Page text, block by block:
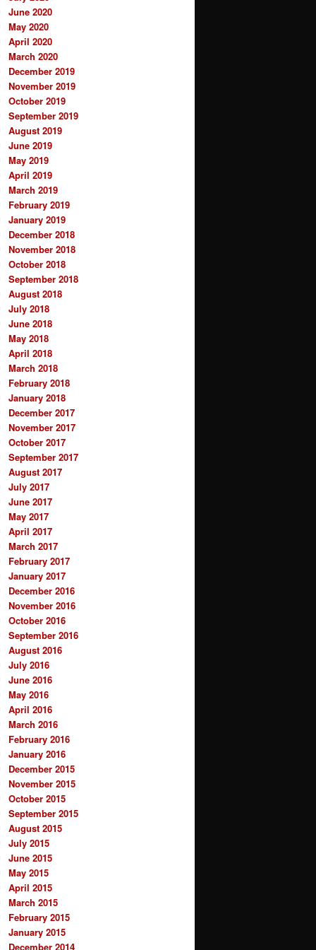
June 2020
May 2020
April 2020
March 2020
December 2019
November 2019
October 2019
September 2019
August 2019
June 2019
May 2019
April 2019
March 2019
February 2019
January 2019
December 2018
November 2018
October 2018
September 2018
August 2018
July 2018
June 2018
May 2018
April 2018
March 2018
February 2018
January 2018
December 2017
November 2017
October 2017
September 2017
August 2017
July 2017
June 2017
May 2017
April 2017
March 2017
February 2017
January 2017
December 2016
November 2016
October 2016
September 2016
August 2016
July 2016
June 2016
May 2016
April 2016
March 2016
February 2016
January 2016
December 2015
November 2015
October 2015
September 2015
August 2015
July 2015
June 2015
May 2015
April 2015
March 2015
February 2015
January 2015
December 2014